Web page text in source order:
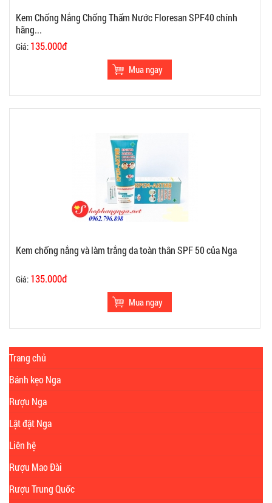
Kem Chống Nắng Chống Thấm Nước Floresan SPF40 chính
hãng...
Giá: 135.000đ
Kem chống nắng và làm trắng da toàn thân SPF 50 của Nga
Giá: 135.000đ
Trang chủ
Bánh kẹo Nga
Rượu Nga
Lật đật Nga
Liên hệ
Rượu Mao Đài
Rượu Trung Quốc